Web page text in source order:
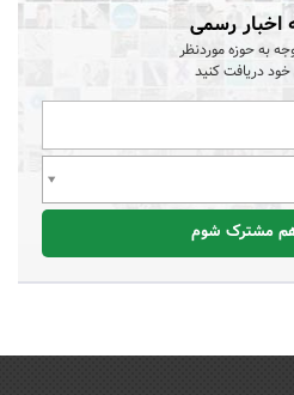
اخبار رسمی
به حوزه موردنظر
خود دریافت کنید
مشترک شوم